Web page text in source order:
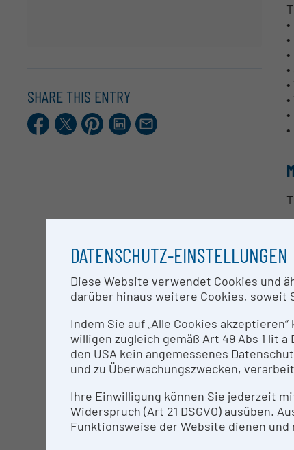
SHARE THIS ENTRY
Facebook
X.comPinterestLinkedIn
E-
Mail
DATENSCHUTZ-EINSTELLUNGEN
Diese Website verwendet Cookies und
darüber hinaus weitere Cookies,
Indem Sie auf „Alle Cookies
willigen zugleich gemäß Art 49 Abs 1 lit
den USA kein angemessenes
und zu Überwachungszwecken,
Ihre Einwilligung können Sie jederzeit
Widerspruch (Art 21 DSGVO) ausüben.
Funktionsweise der Website dienen und